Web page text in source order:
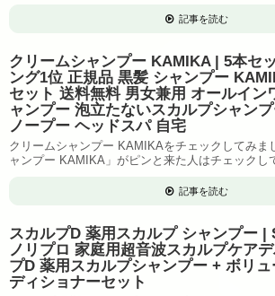
記事を読む
クリームシャンプー KAMIKA | 5本セ
ング1位 正規品 黒髪 シャンプー
セット 送料無料 男女兼用 オールイン
ャンプー 泡立たないスカルプシャン
ノープー ヘッドスパ 自宅
クリームシャンプー KAMIKAをチェックしてみま
ャンプー KAMIKA」がピンと来た人はチェック
記事を読む
スカルプD 薬用スカルプ シャンプー |
ノリプロ 家庭用超音波スカルプケア
プD 薬用スカルプシャンプー + ボリ
ディショナーセット